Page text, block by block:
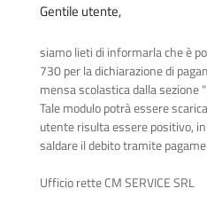
Gentile utente,
siamo lieti di informarla che è
730 per la dichiarazione di
mensa scolastica dalla sezione
Tale modulo potrà essere
utente risulta essere positivo,
saldare il debito tramite
Ufficio rette CM SERVICE SRL